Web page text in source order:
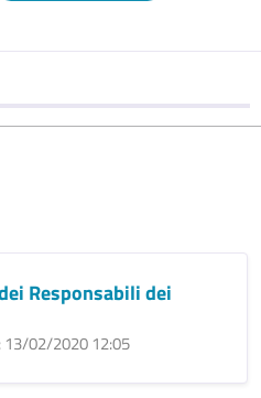
Responsabili dei
13/02/2020 12:05